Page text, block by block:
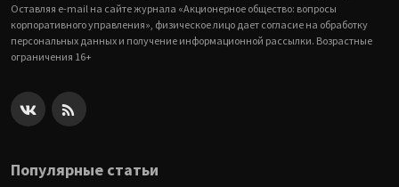
Оставляя e-mail на сайте журнала «Акционерное общество: вопросы
корпоративного управления», физическое лицо дает согласие на обработку
персональных данных и получение информационной рассылки. Возрастные
ограничения 16+
Популярные статьи